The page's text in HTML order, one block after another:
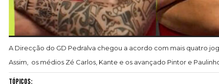
A Direcção do GD Pedralva chegou a acordo com mais quatro
Assim, os médios Zé Carlos, Kante e os avançado Pintor e
Tópicos: